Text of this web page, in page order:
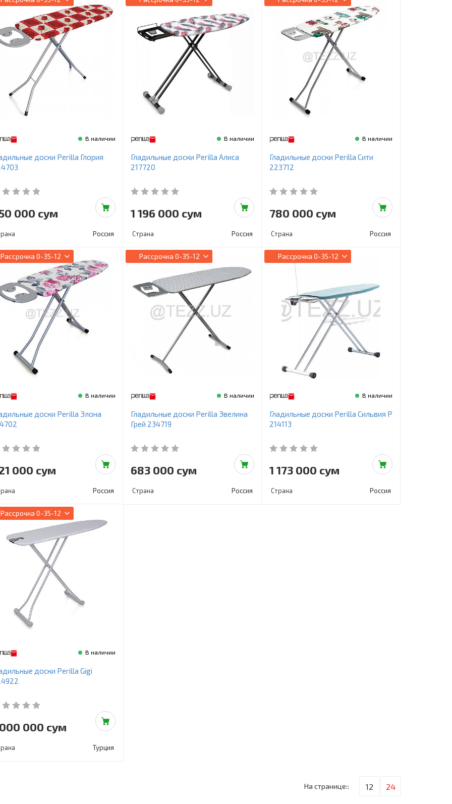
В наличии
доски Perilla Глория
000 сум
Россия
В наличии
Гладильные доски Perilla Алиса
217720
1 196 000 сум
Страна Россия
В наличии
Гладильные доски Perilla Сити
223712
780 000 сум
Страна Россия
Рассрочка 0-35-12
В наличии
доски Perilla Элона
000 сум
Россия
Рассрочка 0-35-12
В наличии
Гладильные доски Perilla Эвелина
Грей 234719
683 000 сум
Страна Россия
Рассрочка 0-35-12
В наличии
Гладильные доски Perilla Сильвия Р
214113
1 173 000 сум
Страна Россия
Рассрочка 0-35-12
В наличии
доски Perilla Gigi
000 сум
Турция
На странице:: 12 24